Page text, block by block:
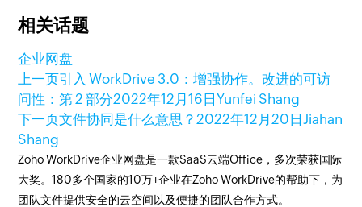
相关话题
企业网盘
上一页引入 WorkDrive 3.0：增强协作。改进的可访
问性：第 2 部分2022年12月16日Yunfei Shang
下一页文件协同是什么意思？2022年12月20日Jiahan
Shang
Zoho WorkDrive企业网盘是一款SaaS云端Office，多次荣获国际
大奖。180多个国家的10万+企业在Zoho WorkDrive的帮助下，为
团队文件提供安全的云空间以及便捷的团队合作方式。